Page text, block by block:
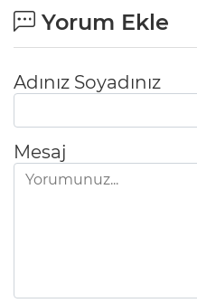
Yorum Ekle
Adınız Soyadınız
Mesaj